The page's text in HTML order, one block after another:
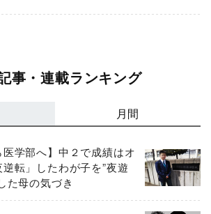
事・連載ランキング
月間
医学部へ】中２で成績はオ
転」したわが子を”夜遊
た母の気づき